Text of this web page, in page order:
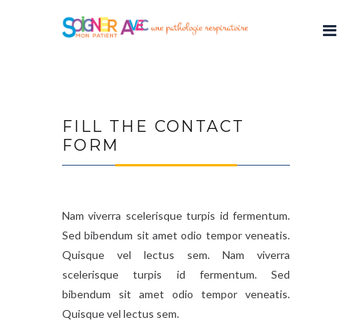
FILL THE CONTACT
FORM
Nam viverra scelerisque turpis id fermentum.
Sed bibendum sit amet odio tempor veneatis.
Quisque vel lectus sem. Nam viverra
scelerisque turpis id fermentum. Sed
bibendum sit amet odio tempor veneatis.
Quisque vel lectus sem.